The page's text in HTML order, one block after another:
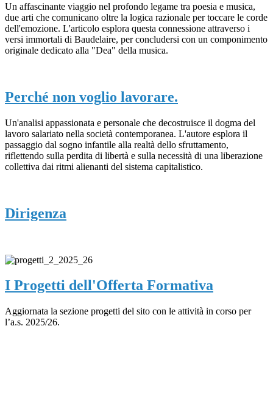
Un affascinante viaggio nel profondo legame tra poesia e musica,
due arti che comunicano oltre la logica razionale per toccare le corde
dell'emozione. L'articolo esplora questa connessione attraverso i
versi immortali di Baudelaire, per concludersi con un componimento
originale dedicato alla "Dea" della musica.
Perché non voglio lavorare.
Un'analisi appassionata e personale che decostruisce il dogma del
lavoro salariato nella società contemporanea. L'autore esplora il
passaggio dal sogno infantile alla realtà dello sfruttamento,
riflettendo sulla perdita di libertà e sulla necessità di una liberazione
collettiva dai ritmi alienanti del sistema capitalistico.
Dirigenza
I Progetti dell'Offerta Formativa
Aggiornata la sezione progetti del sito con le attività in corso per
l’a.s. 2025/26.